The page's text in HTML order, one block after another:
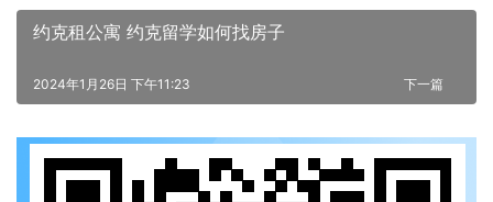
约克租公寓 约克留学如何找房子
下一篇
2024年1月26日 下午11:23